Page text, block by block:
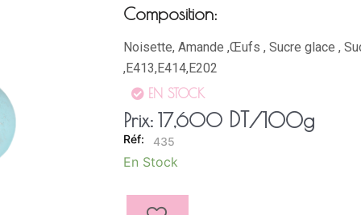
Composition:
Noisette, Amande ,Œufs , Sucre glace ,
,E413,E414,E202
EN STOCK
Prix: 17,600 DT/100g
435
En Stock
quantité
MLABBES